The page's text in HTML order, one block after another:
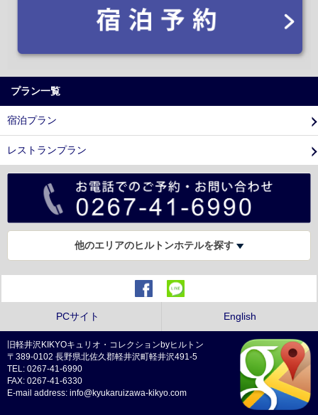
プラン一覧
宿泊プラン
レストランプラン
他のエリアのヒルトンホテルを探す
PCサイト English
旧軽井沢KIKYOキュリオ・コレクションbyヒルトン
〒389-0102 長野県北佐久郡軽井沢町軽井沢491-5
TEL: 0267-41-6990
FAX: 0267-41-6330
E-mail address: info@kyukaruizawa-kikyo.com